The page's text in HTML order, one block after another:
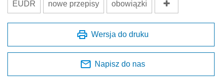
EUDR nowe przepisy obowiązki
Wersja do druku
Napisz do nas